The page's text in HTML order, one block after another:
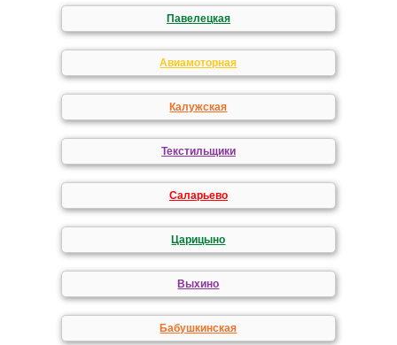
Павелецкая
Авиамоторная
Калужская
Текстильщики
Саларьево
Царицыно
Выхино
Бабушкинская